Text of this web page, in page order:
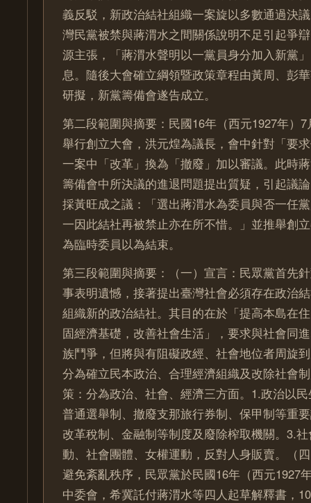
義反駁，新政治結社組織一案旋以多數通過決
灣民黨被禁與蔣渭水之間關係說明不足引起爭
源主張，「蔣渭水聲明以一黨員身分加入新黨
息。隨後大會確立綱領暨政策章程由黃周、彭
研擬，新黨籌備會遂告成立。
第二段範圍與摘要：民國16年（西元1927年）
舉行創立大會，洪元煌為議長，會中針對「要
一案中「改革」換為「撤廢」加以審議。此時
籌備會中所決議的進退問題提出質疑，引起議
採黃旺成之議：「選出蔣渭水為委員與否一任
一因此結社再被禁止亦在所不惜。」並推舉創
為臨時委員以為結束。
第三段範圍與摘要：（一）宣言：民眾黨首先
事表明遺憾，接著提出臺灣社會必須存在政治
組織新的政治結社。其目的在於「提高本島在
固經濟基礎，改善社會生活」，要求與社會同
族鬥爭，但將與有阻礙政經、社會地位者周旋
分為確立民本政治、合理經濟組織及改除社會
策：分為政治、社會、經濟三方面。1.政治以
普通選舉制、撤廢支那旅行券制、保甲制等重
改革稅制、金融制等制度及廢除榨取機關。3.
動、社會團體、女權運動，反對人身販賣。（
避免紊亂秩序，民眾黨於民國16年（西元1927
中委會，希冀託付蔣渭水等四人起草解釋書，